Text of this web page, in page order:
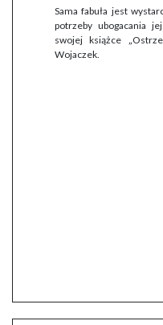
Sama fabuła jest
potrzeby ubogacania
swojej książce
Wojaczek.